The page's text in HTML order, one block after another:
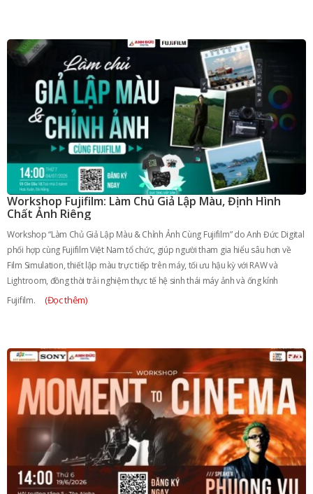
Workshop Fujifilm: Làm Chủ Giả Lập Màu, Định Hình
Chất Ảnh Riêng
Workshop “Làm Chủ Giả Lập Màu & Chỉnh Ảnh Cùng Fujifilm” do Anh Đức Digital
phối hợp cùng Fujifilm Việt Nam tổ chức, giúp người tham gia hiểu sâu hơn về
Film Simulation, thiết lập màu trực tiếp trên máy, tối ưu hậu kỳ với RAW và
Lightroom, đồng thời trải nghiệm thực tế hệ sinh thái máy ảnh và ống kính
Fujifilm.
(Đọc thêm)